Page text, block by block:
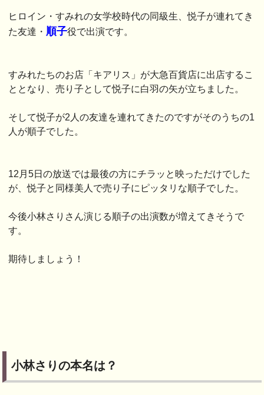
ヒロイン・すみれの女学校時代の同級生、悦子が連れてき
た友達・ 順子役で出演です。
すみれたちのお店「キアリス」が大急百貨店に出店するこ
ととなり、売り子として悦子に白羽の矢が立ちました。
そして悦子が2人の友達を連れてきたのですがそのうちの1
人が順子でした。
12月5日の放送では最後の方にチラッと映っただけでした
が、悦子と同様美人で売り子にピッタリな順子でした。
今後小林さりさん演じる順子の出演数が増えてきそうで
す。
期待しましょう！
小林さりの本名は？